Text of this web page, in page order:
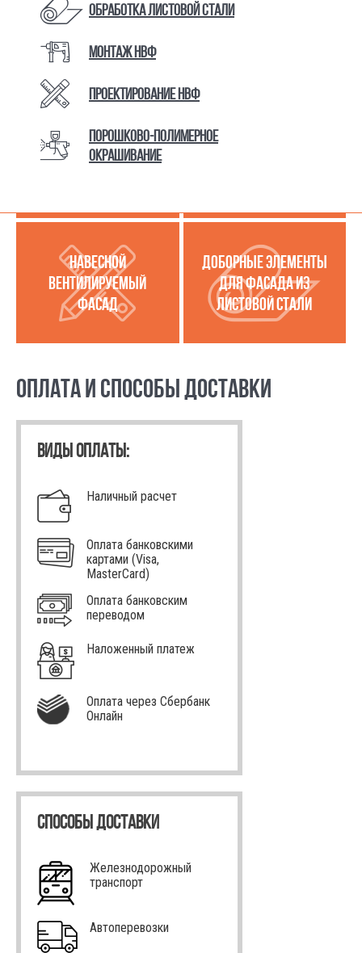
Обработка листовой стали
Монтаж НВФ
Проектирование НВФ
Порошково-полимерное
окрашивание
КАТАЛОГ ТОВАРОВ И УСЛУГ
УСЛУГИ ПО РАБОТЕ С
ЛИСТОВОЙ СТАЛЬЮ
МЕТАЛЛОКАССЕТЫ
НАВЕСНОЙ
ВЕНТИЛИРУЕМЫЙ
ФАСАД
ДОБОРНЫЕ ЭЛЕМЕНТЫ
ДЛЯ ФАСАДА ИЗ
ЛИСТОВОЙ СТАЛИ
ОПЛАТА И СПОСОБЫ ДОСТАВКИ
ВИДЫ ОПЛАТЫ:
Наличный расчет
Оплата банковскими
картами (Visa,
MasterCard)
Оплата банковским
переводом
Наложенный платеж
Оплата через Сбербанк
Онлайн
СПОСОБЫ ДОСТАВКИ
Железнодорожный
транспорт
Автоперевозки